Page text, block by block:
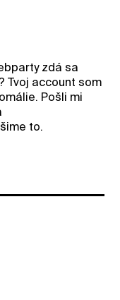
zdá sa
Tvoj account som
Pošli mi
to.